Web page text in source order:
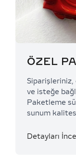
ÖZEL
Siparişleriniz,
ve isteğe
Paketleme
sunum
Detayları